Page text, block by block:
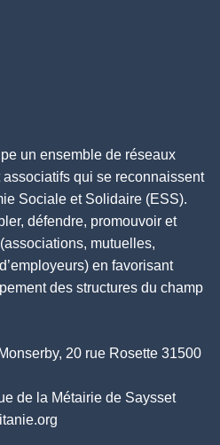
un ensemble de réseaux
qui se reconnaissent
Sociale et Solidaire (ESS).
défendre, promouvoir et
mutuelles,
en favorisant
des structures du champ
20 rue Rosette 31500
de la Métairie de Saysset